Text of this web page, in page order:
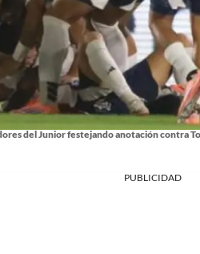
del Junior festejando anotación contra
PUBLICIDAD